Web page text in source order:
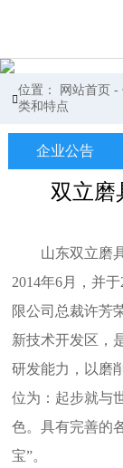

位置： 网站首页 -
类和特点
企业公告
双立磨
山东双立磨
2014年6月，并
限公司总裁许芳
新技术开发区，
研发能力，以磨
位为：起步就与
色。具有完善的
宝”。